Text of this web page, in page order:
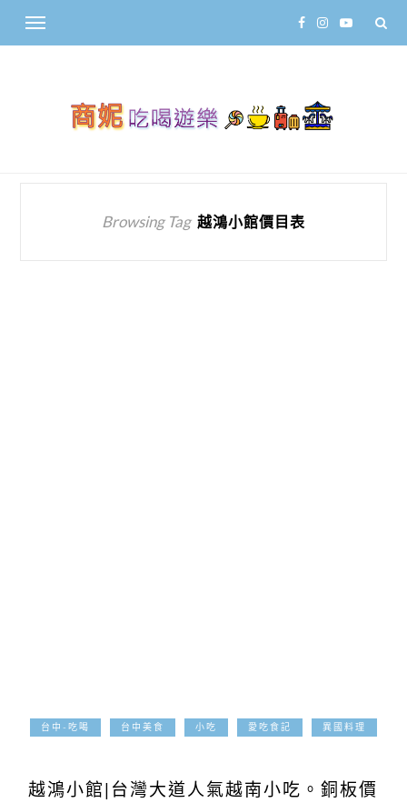
Browsing Tag 越鴻小館價目表
台中-吃喝 台中美食 小吃 愛吃食記 異國料理
越鴻小館|台灣大道人氣越南小吃。銅板價